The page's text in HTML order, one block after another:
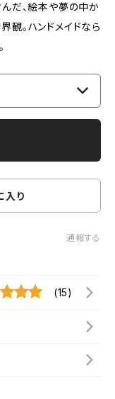
だ、絵本や夢の中か
観。ハンドメイドなら
入り
通報する
(15)